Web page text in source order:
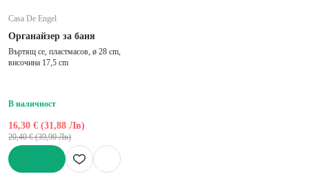
Casa De Engel
Органайзер за баня
Въртящ се, пластмасов, ø 28 cm,
височина 17,5 cm
В наличност
16,30 € (31,88 Лв)
20,40 € (39,90 Лв)